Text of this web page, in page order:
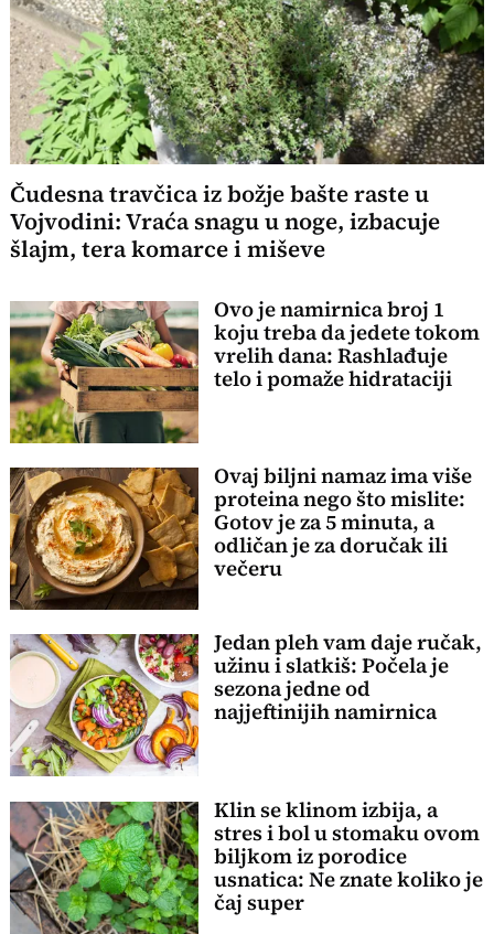
Čudesna travčica iz božje bašte raste u
Vojvodini: Vraća snagu u noge, izbacuje
šlajm, tera komarce i miševe
Ovo je namirnica broj 1
koju treba da jedete tokom
vrelih dana: Rashlađuje
telo i pomaže hidrataciji
Ovaj biljni namaz ima više
proteina nego što mislite:
Gotov je za 5 minuta, a
odličan je za doručak ili
večeru
Jedan pleh vam daje ručak,
užinu i slatkiš: Počela je
sezona jedne od
najjeftinijih namirnica
Klin se klinom izbija, a
stres i bol u stomaku ovom
biljkom iz porodice
usnatica: Ne znate koliko je
čaj super